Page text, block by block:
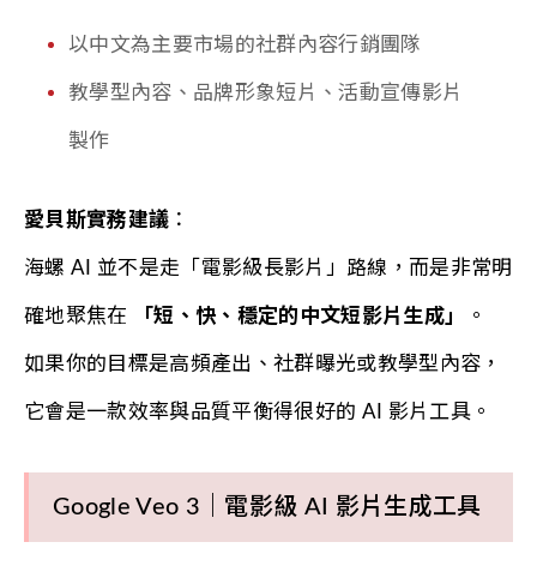
以中文為主要市場的社群內容行銷團隊
教學型內容、品牌形象短片、活動宣傳影片
製作
愛貝斯實務建議 ：
海螺 AI 並不是走「電影級長影片」路線，而是非常明
確地聚焦在 「短、快、穩定的中文短影片生成」 。
如果你的目標是高頻產出、社群曝光或教學型內容，
它會是一款效率與品質平衡得很好的 AI 影片工具。
Google Veo 3｜電影級 AI 影片生成工具